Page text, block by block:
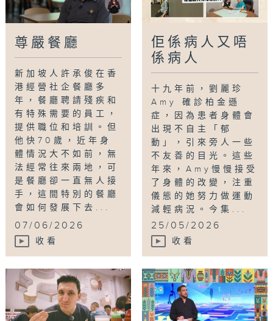
尊嚴餐廳
新加坡人許承俊在香
港經營社企餐廳多
年，餐廳聘請殘疾和
有特殊需要的員工，
提供職位和培訓。但
他快70歲，近年身
體情況大不如前，無
法經常往來兩地，可
是餐廳卻一直無人接
手，這間特別的餐廳
會如何發展下去...
07/06/2026
收看
佢係病人又唔
係病人
十九年前，劉麗珍
Amy 確診柏金遜
症，因為患者身體會
出現不自主「郁
動」，引來旁人一些
不友善的目光。這些
年來，Amy慢慢接受
了身體的改變，注重
儀態的她努力做運動
減輕病況。今集...
25/05/2026
收看